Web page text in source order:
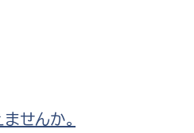
に参加したい
たい
課
せんか。